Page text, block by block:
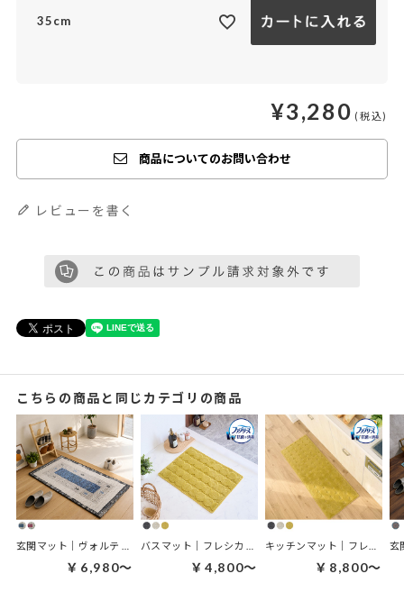
35cm
¥3,280
商品についてのお問い合わせ
レビューを書く
こちらの商品と同じカテゴリの商品
￥6,980～ ￥4,800～ ￥8,800～